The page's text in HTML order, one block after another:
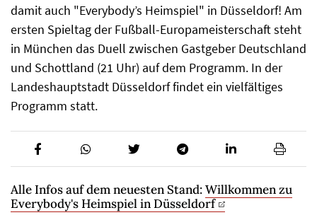
damit auch "Everybody’s Heimspiel" in Düsseldorf! Am
ersten Spieltag der Fußball-Europameisterschaft steht
in München das Duell zwischen Gastgeber Deutschland
und Schottland (21 Uhr) auf dem Programm. In der
Landeshauptstadt Düsseldorf findet ein vielfältiges
Programm statt.
Alle Infos auf dem neuesten Stand:Willkommen zu
Everybody's Heimspiel in Düsseldorf